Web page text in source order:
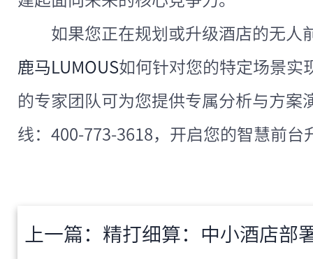
如果您正在规划或升级酒店的无人
鹿马LUMOUS如何针对您的特定场景实
的专家团队可为您提供专属分析与方案
线：400-773-3618，开启您的智慧前台
上一篇： 精打细算：中小酒店部署无人智能